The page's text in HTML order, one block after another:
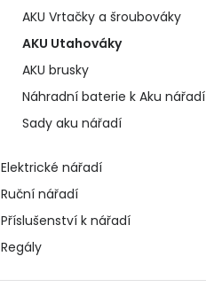
AKU Vrtačky a šroubováky
AKU Utahováky
AKU brusky
Náhradní baterie k Aku nářadí
Sady aku nářadí
Elektrické nářadí
Ruční nářadí
Příslušenství k nářadí
Regály